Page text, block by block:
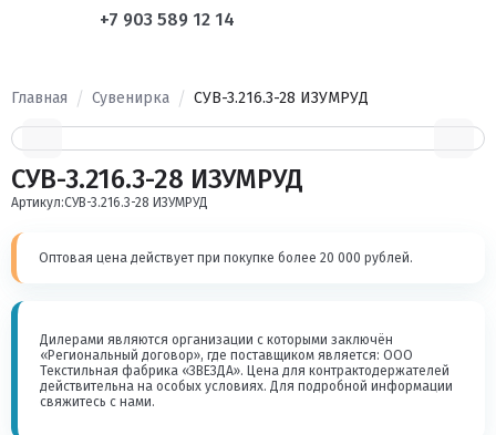
+7 903 589 12 14
Главная Сувенирка СУВ-3.216.3-28 ИЗУМРУД
СУВ-3.216.3-28 ИЗУМРУД
Артикул:СУВ-3.216.3-28 ИЗУМРУД
Оптовая цена действует при покупке более 20 000 рублей.
Дилерами являются организации с которыми заключён
«Региональный договор», где поставщиком является: ООО
Текстильная фабрика «ЗВЕЗДА». Цена для контрактодержателей
действительна на особых условиях. Для подробной информации
свяжитесь с нами.